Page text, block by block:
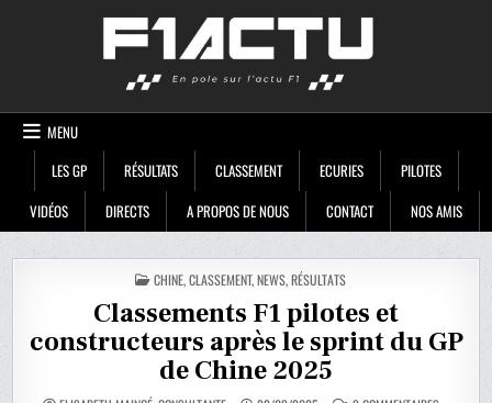
MENU
LES GP
RÉSULTATS CLASSEMENT ECURIES
PILOTES
VIDÉOS
DIRECTS A PROPOS DE NOUS CONTACT NOS AMIS
POSTED
IN
CHINE,CLASSEMENT,NEWS,RÉSULTATS
Classements F1 pilotes et
constructeurs après le sprint du GP
de Chine 2025